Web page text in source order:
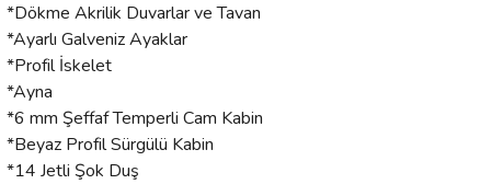
*Dökme Akrilik Duvarlar ve Tavan
*Ayarlı Galveniz Ayaklar
*Profil İskelet
*Ayna
*6 mm Şeffaf Temperli Cam Kabin
*Beyaz Profil Sürgülü Kabin
*14 Jetli Şok Duş